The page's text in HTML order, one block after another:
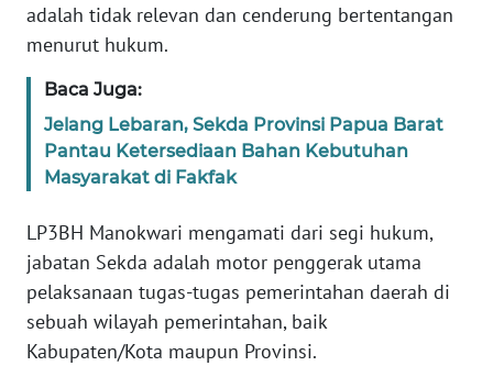
adalah tidak relevan dan cenderung bertentangan
menurut hukum.
Baca Juga:
Jelang Lebaran, Sekda Provinsi Papua Barat
Pantau Ketersediaan Bahan Kebutuhan
Masyarakat di Fakfak
LP3BH Manokwari mengamati dari segi hukum,
jabatan Sekda adalah motor penggerak utama
pelaksanaan tugas-tugas pemerintahan daerah di
sebuah wilayah pemerintahan, baik
Kabupaten/Kota maupun Provinsi.
WN
WN
JAKARTA
JABAR
WN